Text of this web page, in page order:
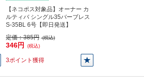
【ネコポス対象品】オーナー カ
ルティバ シングル35バーブレス
S-35BL 6号【即日発送】
定価：385円 (税込)
346円 (税込)
3ポイント獲得